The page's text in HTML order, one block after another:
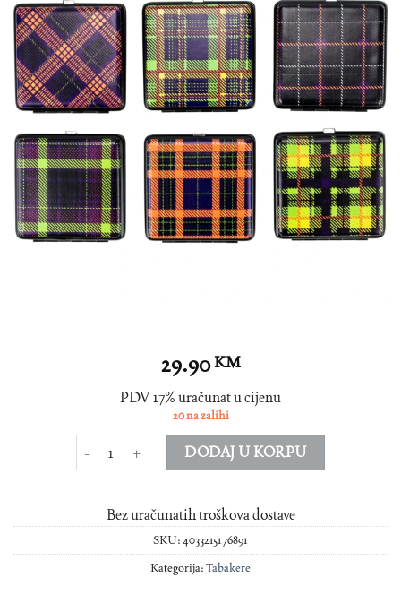
29.90KM
PDV 17% uračunat u cijenu
20 na zalihi
Tabakera eko koza met okvir 20 cigara količina
DODAJ U KORPU
Bez uračunatih troškova dostave
SKU:4033215176891
Kategorija:Tabakere